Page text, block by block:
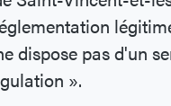
dispose pas d'un
».